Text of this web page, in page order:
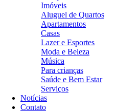
Imóveis
Aluguel de Quartos
Apartamentos
Casas
Lazer e Esportes
Moda e Beleza
Música
Para crianças
Saúde e Bem Estar
Serviços
Notícias
Contato